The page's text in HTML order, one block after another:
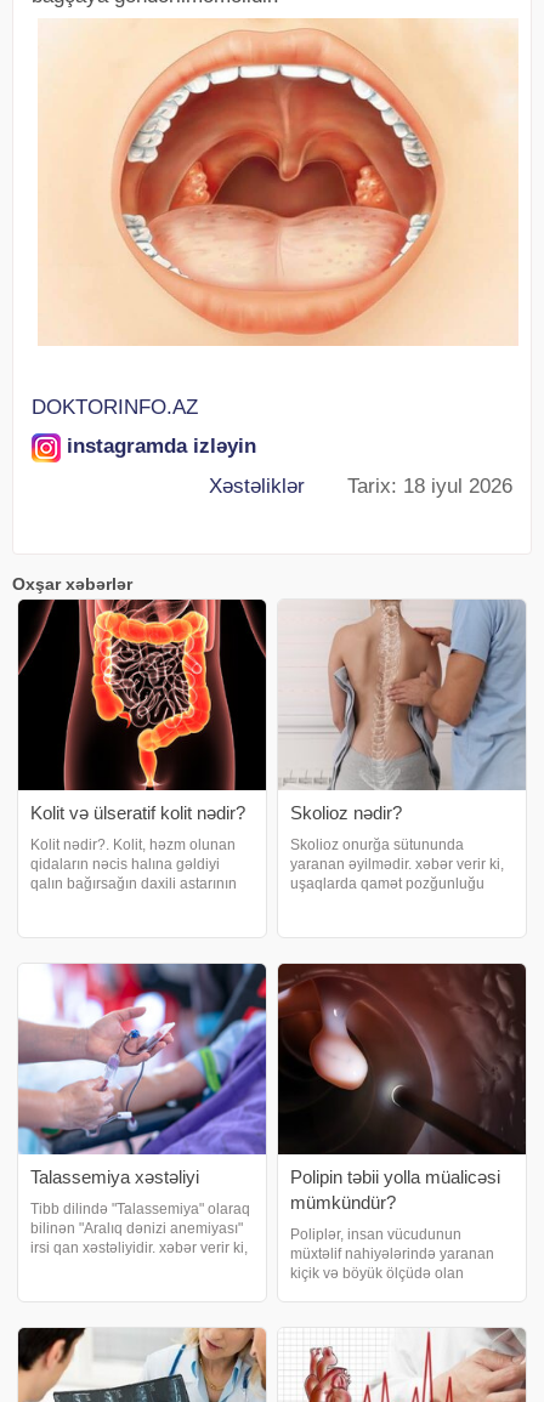
DOKTORINFO.AZ
instagramda izləyin
Xəstəliklər Tarix: 18 iyul 2026
Oxşar xəbərlər
Kolit və ülseratif kolit nədir?
Kolit nədir?. Kolit, həzm olunan
qidaların nəcis halına gəldiyi
qalın bağırsağın daxili astarının
xəstəlikdir. xəbər verir ki,
iltihablanma olaraq adlandırılan
Skolioz nədir?
Skolioz onurğa sütununda
yaranan əyilmədir. xəbər verir ki,
uşaqlarda qamət pozğunluğu
dəyişikliklər baş verir. Daha sonra
isə orqanların funksional
pozğunluğ
Talassemiya xəstəliyi
Tibb dilində "Talassemiya" olaraq
bilinən "Aralıq dənizi anemiyası"
irsi qan xəstəliyidir. xəbər verir ki,
keçməsi ilə yaranan qalıc
Polipin təbii yolla müalicəsi
mümkündür?
Poliplər, insan vücudunun
müxtəlif nahiyələrində yaranan
kiçik və böyük ölçüdə olan
hiss edilməz və görünməyi
zaman alar. Bəzən isə başqa bir
yoxlanış zamanı üz